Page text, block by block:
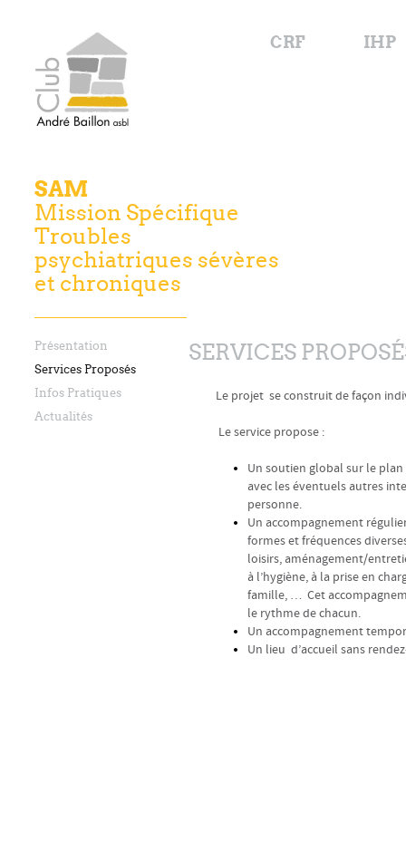
CRF IHP
SAM
Mission Spécifique
Troubles
psychiatriques sévères
et chroniques
Présentation
Services Proposés
Infos Pratiques
Actualités
SERVICES
Le projet se construit de façon
Le service propose :
Un soutien global sur le
avec les éventuels autres
personne.
Un accompagnement
formes et fréquences
loisirs, aménagement/
à l’hygiène, à la prise en
famille, … Cet
le rythme de chacun.
Un accompagnement
Un lieu d’accueil sans